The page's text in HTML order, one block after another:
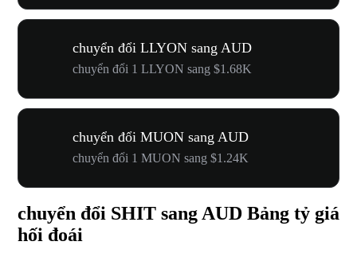
chuyển đổi LLYON sang AUD
chuyển đổi 1 LLYON sang $1.68K
chuyển đổi MUON sang AUD
chuyển đổi 1 MUON sang $1.24K
chuyển đổi SHIT sang AUD Bảng tỷ giá
hối đoái